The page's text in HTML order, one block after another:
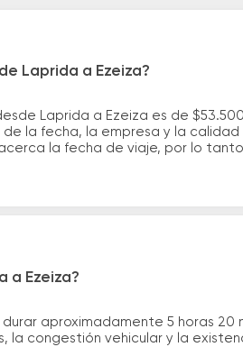
Laprida a Ezeiza?
Laprida a Ezeiza es de
la fecha, la empresa y la
la fecha de viaje, por lo
a Ezeiza?
aproximadamente 5 horas
la congestión vehicular y la